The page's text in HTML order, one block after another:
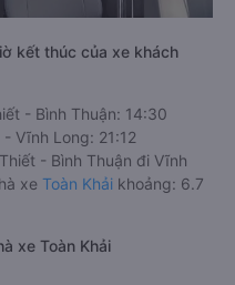
kết thúc của xe khách
- Bình Thuận: 14:30
Vĩnh Long: 21:12
- Bình Thuận đi Vĩnh
xe Toàn Khải khoảng: 6.7
xe Toàn Khải